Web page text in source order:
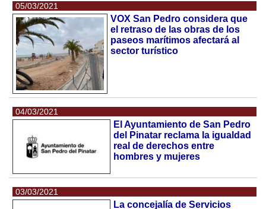
05/03/2021
VOX San Pedro considera que
el retraso de las obras de los
paseos marítimos afectará al
sector turístico
04/03/2021
El Ayuntamiento de San Pedro
del Pinatar reclama la igualdad
real de derechos entre
hombres y mujeres
03/03/2021
La concejalía de Servicios